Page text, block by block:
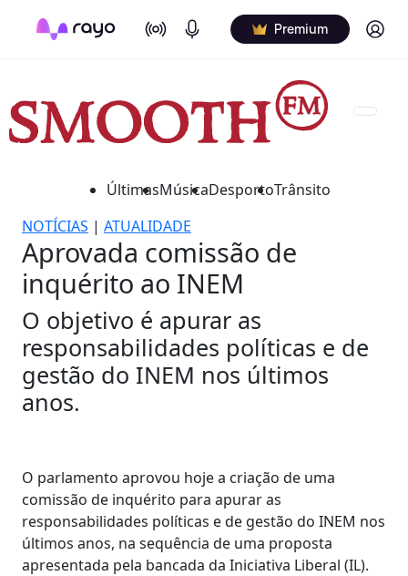
On Air Podcasts Premium Log in
ÚltimasMúsicaDesportoTrânsito
NOTÍCIAS | ATUALIDADE
Aprovada comissão de
inquérito ao INEM
O objetivo é apurar as
responsabilidades políticas e de
gestão do INEM nos últimos
anos.
O parlamento aprovou hoje a criação de uma
comissão de inquérito para apurar as
responsabilidades políticas e de gestão do INEM nos
últimos anos, na sequência de uma proposta
apresentada pela bancada da Iniciativa Liberal (IL).